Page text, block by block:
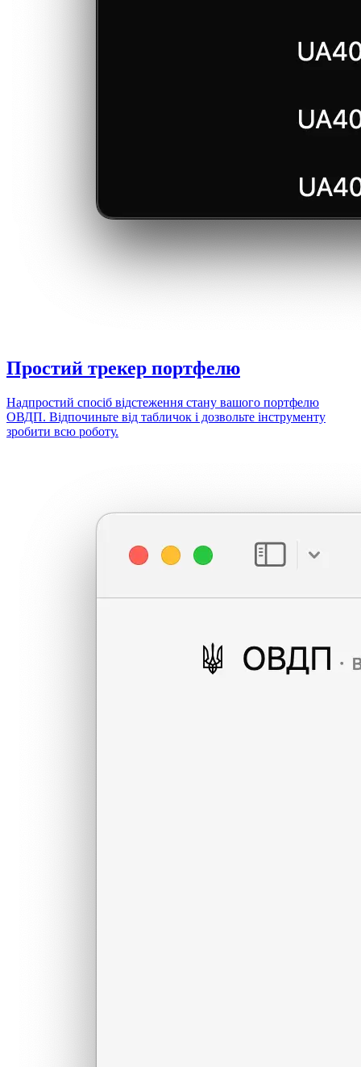
Простий трекер портфелю
Надпростий спосіб відстеження стану вашого портфелю
ОВДП. Відпочиньте від табличок і дозвольте інструменту
зробити всю роботу.